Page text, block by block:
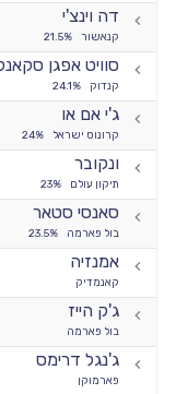
דה וינצ'י
קנאשור 21.5%
סוויט אפגן
קנדוק 24.1%
ג'י אם או
קרונוס ישראל 24%
ונקובר
תיקון עולם 23%
סאנסי סטאר
בול פארמה 23.5%
אמנזיה
קאנמדיק
ג'ק הייז
בול פארמה
ג'נגל דרימס
פארמוקן